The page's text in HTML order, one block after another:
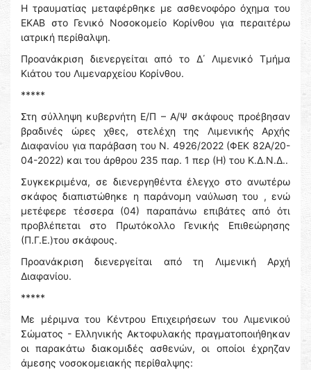
Η τραυματίας μεταφέρθηκε με ασθενοφόρο όχημα του
ΕΚΑΒ στο Γενικό Νοσοκομείο Κορίνθου για περαιτέρω
ιατρική περίθαλψη.
Προανάκριση διενεργείται από το Δ΄ Λιμενικό Τμήμα
Κιάτου του Λιμεναρχείου Κορίνθου.
*****
Στη σύλληψη κυβερνήτη Ε/Π – Α/Ψ σκάφους προέβησαν
βραδινές ώρες χθες, στελέχη της Λιμενικής Αρχής
Διαφανίου για παράβαση του Ν. 4926/2022 (ΦΕΚ 82Α/20-
04-2022) και του άρθρου 235 παρ. 1 περ (Η) του Κ.Δ.Ν.Δ..
Συγκεκριμένα, σε διενεργηθέντα έλεγχο στο ανωτέρω
σκάφος διαπιστώθηκε η παράνομη ναύλωση του , ενώ
μετέφερε τέσσερα (04) παραπάνω επιβάτες από ότι
προβλέπεται στο Πρωτόκολλο Γενικής Επιθεώρησης
(Π.Γ.Ε.)του σκάφους.
Προανάκριση διενεργείται από τη Λιμενική Αρχή
Διαφανίου.
*****
Με μέριμνα του Κέντρου Επιχειρήσεων του Λιμενικού
Σώματος - Ελληνικής Ακτοφυλακής πραγματοποιήθηκαν
οι παρακάτω διακομιδές ασθενών, οι οποίοι έχρηζαν
άμεσης νοσοκομειακής περίθαλψης: